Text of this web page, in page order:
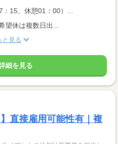
15、休憩01：00）...
望休は複数日出...
と見る
細を見る
直接雇用可能性有｜複